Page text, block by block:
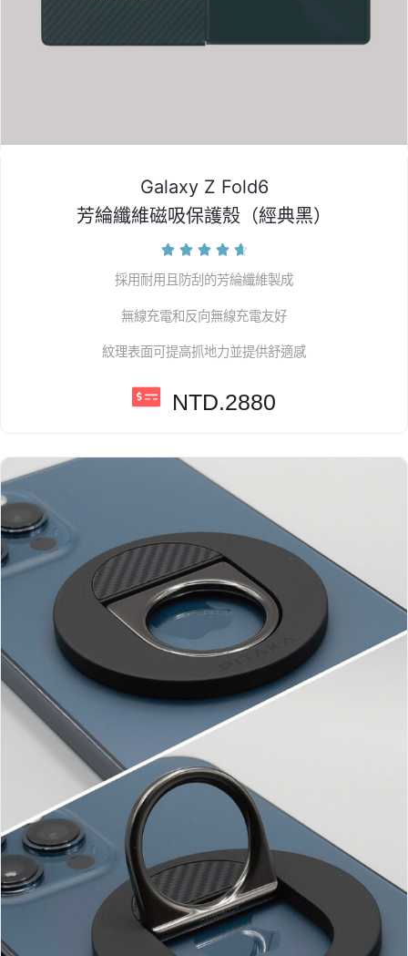
Galaxy Z Fold6
芳綸纖維磁吸保護殼（經典黑）
    
採用耐用且防刮的芳綸纖維製成
無線充電和反向無線充電友好
紋理表面可提高抓地力並提供舒適感
NTD.2880